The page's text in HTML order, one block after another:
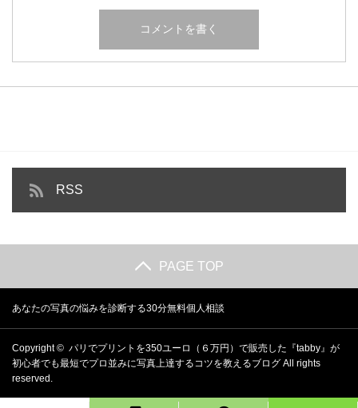
RSS
PAGE TOP
あなたの写真の悩みを診断する30分無料個人相談
Copyright © パリでプリントを350ユーロ（６万円）で販売した『tabby』が
初心者でも最短でプロ並みに写真上達するコツを教えるブログ All rights
reserved.